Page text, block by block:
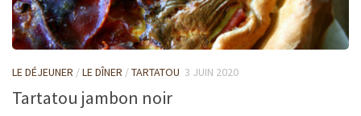
LE DÉJEUNER /LE DÎNER /TARTATOU 3 JUIN 2020
Tartatou jambon noir